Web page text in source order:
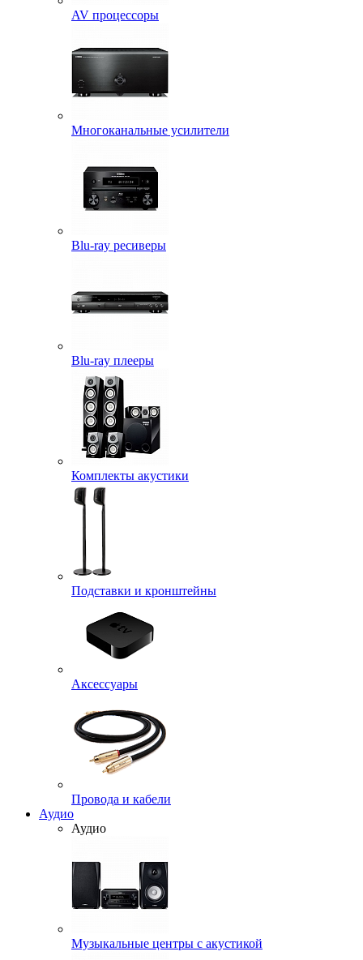
AV процессоры
Многоканальные усилители
Blu-ray ресиверы
Blu-ray плееры
Комплекты акустики
Подставки и кронштейны
Аксессуары
Провода и кабели
Аудио
Аудио
Музыкальные центры с акустикой